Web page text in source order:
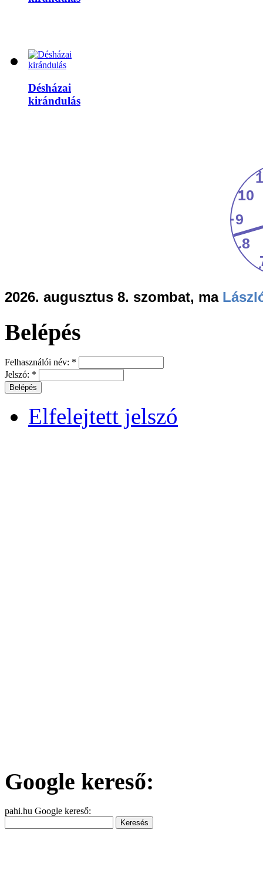
Désházai
kirándulás
2026. augusztus 8. szombat, ma
Belépés
Felhasználói név: *
Jelszó: *
Elfelejtett jelszó
Google kereső:
pahi.hu Google kereső: